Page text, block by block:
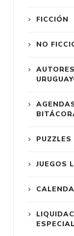
FICCIÓN
NO
AUTORES
PUZZLES
JUEGOS
ESPECIAL